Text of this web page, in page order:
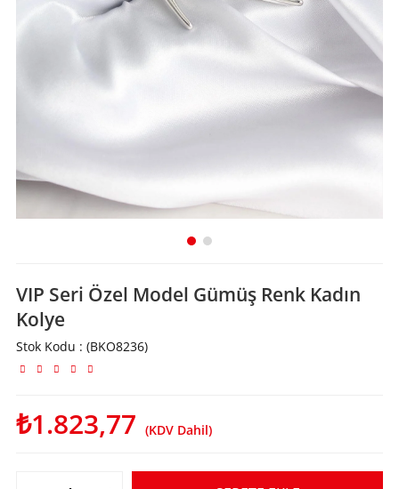
VIP Seri Özel Model Gümüş Renk Kadın
Kolye
Stok Kodu (BKO8236)
₺1.823,77 (KDV Dahil)